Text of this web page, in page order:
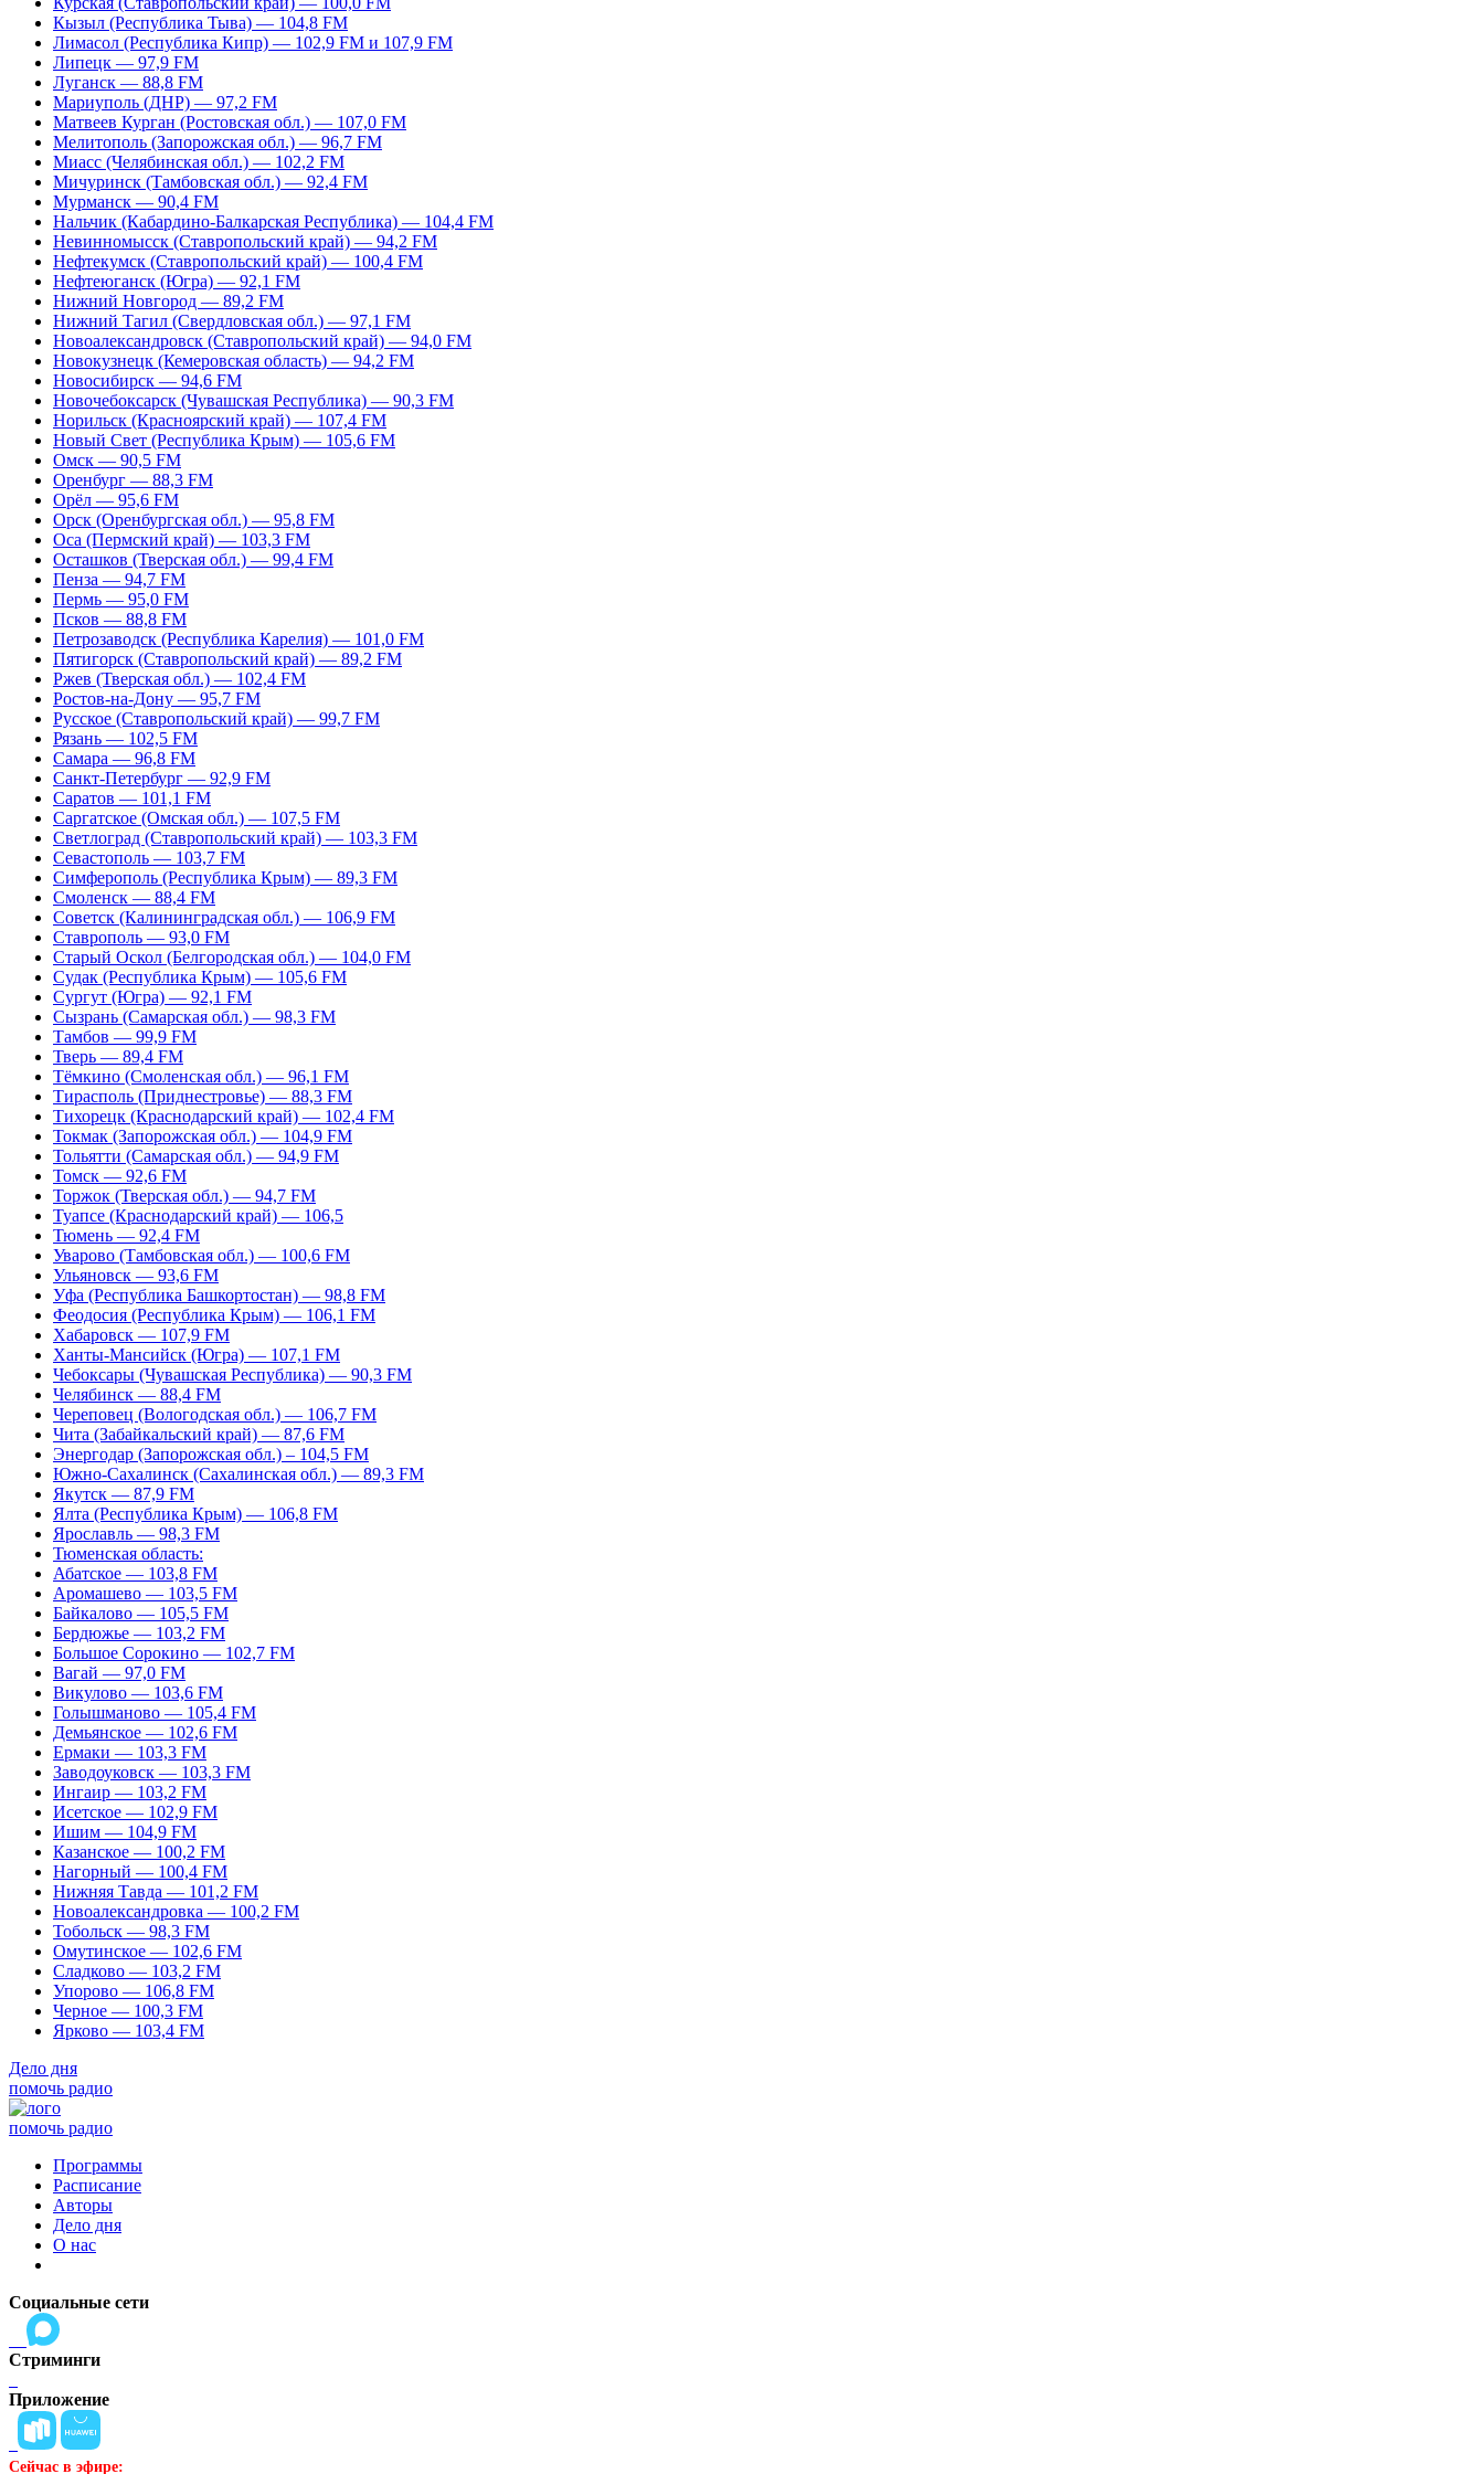
Кызыл (Республика Тыва) — 104,8 FM
Лимасол (Республика Кипр) — 102,9 FM и 107,9 FM
Липецк — 97,9 FM
Луганск — 88,8 FM
Мариуполь (ДНР) — 97,2 FM
Матвеев Курган (Ростовская обл.) — 107,0 FM
Мелитополь (Запорожская обл.) — 96,7 FM
Миасс (Челябинская обл.) — 102,2 FM
Мичуринск (Тамбовская обл.) — 92,4 FM
Мурманск — 90,4 FM
Нальчик (Кабардино-Балкарская Республика) — 104,4 FM
Невинномысск (Ставропольский край) — 94,2 FM
Нефтекумск (Ставропольский край) — 100,4 FM
Нефтеюганск (Югра) — 92,1 FM
Нижний Новгород — 89,2 FM
Нижний Тагил (Свердловская обл.) — 97,1 FM
Новоалександровск (Ставропольский край) — 94,0 FM
Новокузнецк (Кемеровская область) — 94,2 FM
Новосибирск — 94,6 FM
Новочебоксарск (Чувашская Республика) — 90,3 FM
Норильск (Красноярский край) — 107,4 FM
Новый Свет (Республика Крым) — 105,6 FM
Омск — 90,5 FM
Оренбург — 88,3 FM
Орёл — 95,6 FM
Орск (Оренбургская обл.) — 95,8 FM
Оса (Пермский край) — 103,3 FM
Осташков (Тверская обл.) — 99,4 FM
Пенза — 94,7 FM
Пермь — 95,0 FM
Псков — 88,8 FM
Петрозаводск (Республика Карелия) — 101,0 FM
Пятигорск (Ставропольский край) — 89,2 FM
Ржев (Тверская обл.) — 102,4 FM
Ростов-на-Дону — 95,7 FM
Русское (Ставропольский край) — 99,7 FM
Рязань — 102,5 FM
Самара — 96,8 FM
Санкт-Петербург — 92,9 FM
Саратов — 101,1 FM
Саргатское (Омская обл.) — 107,5 FM
Светлоград (Ставропольский край) — 103,3 FM
Севастополь — 103,7 FM
Симферополь (Республика Крым) — 89,3 FM
Смоленск — 88,4 FM
Советск (Калининградская обл.) — 106,9 FM
Ставрополь — 93,0 FM
Старый Оскол (Белгородская обл.) — 104,0 FM
Судак (Республика Крым) — 105,6 FM
Сургут (Югра) — 92,1 FM
Сызрань (Самарская обл.) — 98,3 FM
Тамбов — 99,9 FM
Тверь — 89,4 FM
Тёмкино (Смоленская обл.) — 96,1 FM
Тирасполь (Приднестровье) — 88,3 FM
Тихорецк (Краснодарский край) — 102,4 FM
Токмак (Запорожская обл.) — 104,9 FM
Тольятти (Самарская обл.) — 94,9 FM
Томск — 92,6 FM
Торжок (Тверская обл.) — 94,7 FM
Туапсе (Краснодарский край) — 106,5
Тюмень — 92,4 FM
Уварово (Тамбовская обл.) — 100,6 FM
Ульяновск — 93,6 FM
Уфа (Республика Башкортостан) — 98,8 FM
Феодосия (Республика Крым) — 106,1 FM
Хабаровск — 107,9 FM
Ханты-Мансийск (Югра) — 107,1 FM
Чебоксары (Чувашская Республика) — 90,3 FM
Челябинск — 88,4 FM
Череповец (Вологодская обл.) — 106,7 FM
Чита (Забайкальский край) — 87,6 FM
Энергодар (Запорожская обл.) – 104,5 FM
Южно-Сахалинск (Сахалинская обл.) — 89,3 FM
Якутск — 87,9 FM
Ялта (Республика Крым) — 106,8 FM
Ярославль — 98,3 FM
Тюменская область:
Абатское — 103,8 FM
Аромашево — 103,5 FM
Байкалово — 105,5 FM
Бердюжье — 103,2 FM
Большое Сорокино — 102,7 FM
Вагай — 97,0 FM
Викулово — 103,6 FM
Голышманово — 105,4 FM
Демьянское — 102,6 FM
Ермаки — 103,3 FM
Заводоуковск — 103,3 FM
Ингаир — 103,2 FM
Исетское — 102,9 FM
Ишим — 104,9 FM
Казанское — 100,2 FM
Нагорный — 100,4 FM
Нижняя Тавда — 101,2 FM
Новоалександровка — 100,2 FM
Тобольск — 98,3 FM
Омутинское — 102,6 FM
Сладково — 103,2 FM
Упорово — 106,8 FM
Черное — 100,3 FM
Ярково — 103,4 FM
Дело дня
помочь радио
помочь радио
Программы
Расписание
Авторы
Дело дня
О нас
Социальные сети
Стриминги
Приложение
Сейчас в эфире: